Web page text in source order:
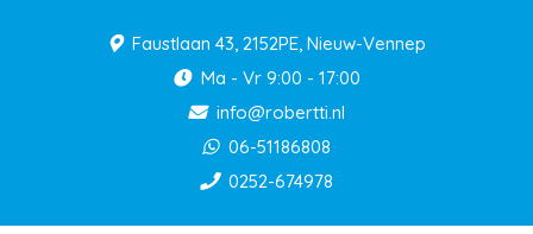
Faustlaan 43, 2152PE, Nieuw-Vennep
Ma - Vr 9:00 - 17:00
info@robertti.nl
06-51186808
0252-674978